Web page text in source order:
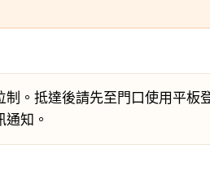
。抵達後請先至門口使用平板
知。